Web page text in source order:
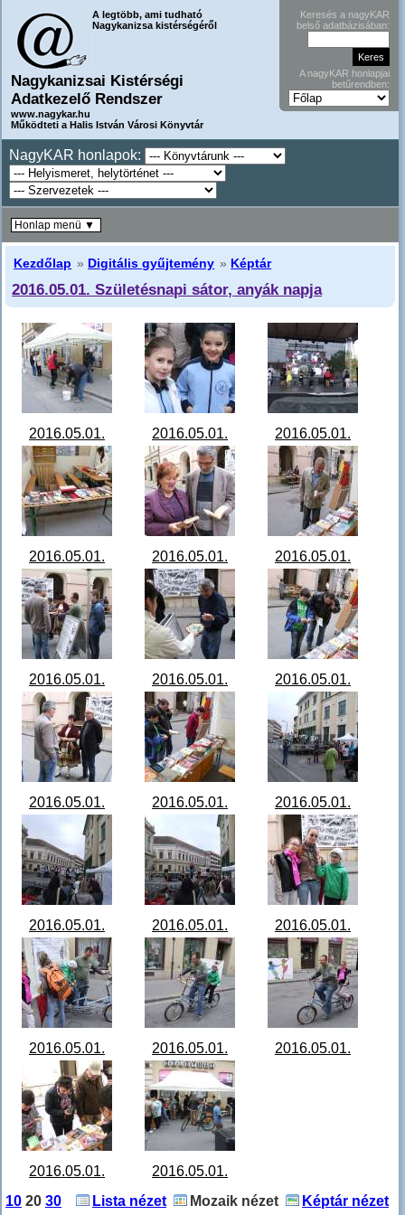
A legtöbb, ami tudható
Nagykanizsa kistérségéről
Nagykanizsai Kistérségi
Adatkezelő Rendszer
www.nagykar.hu
Működteti a Halis István Városi Könyvtár
Keresés a nagyKAR
belső adatbázisában:
A nagyKAR honlapjai
betűrendben:
NagyKAR honlapok:
Kezdőlap » Digitális gyűjtemény » Képtár
2016.05.01. Születésnapi sátor, anyák napja
2016.05.01.
Születésnapi
sátor, anyák napja
084204_DSCF5533.JPG
2016.05.01.
Születésnapi
sátor, anyák napja
092010_DSCF5536.JPG
2016.05.01.
Születésnapi
sátor, anyák napja
2016.05.01.
Születésnapi
sátor, anyák napja
095934_DSCF5546.JPG
2016.05.01.
Születésnapi
sátor, anyák napja
100010_DSCF5547.JPG
2016.05.01.
Születésnapi
sátor, anyák napja
2016.05.01.
Születésnapi
sátor, anyák napja
101124_DSCF5549.JPG
2016.05.01.
Születésnapi
sátor, anyák napja
101432_DSCF5551.JPG
2016.05.01.
Születésnapi
sátor, anyák napja
2016.05.01.
Születésnapi
sátor, anyák napja
101448_DSCF5553.JPG
2016.05.01.
Születésnapi
sátor, anyák napja
101544_DSCF5554.JPG
2016.05.01.
Születésnapi
sátor, anyák napja
2016.05.01.
Születésnapi
sátor, anyák napja
102656_DSCF5557.JPG
2016.05.01.
Születésnapi
sátor, anyák napja
102756_DSCF5558.JPG
2016.05.01.
Születésnapi
sátor, anyák napja
2016.05.01.
Születésnapi
sátor, anyák napja
104016_DSCF5562.JPG
2016.05.01.
Születésnapi
sátor, anyák napja
104136_DSCF5564.JPG
2016.05.01.
2016.05.01.
Születésnapi
2016.05.01.
Születésnapi
10 20 30 Lista nézet Mozaik nézet Képtár nézet
Honlap menü ▼